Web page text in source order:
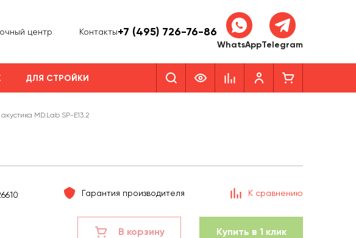
центр Контакты+7 (495) 726-76-86
WhatsAppTelegram
ДЛЯ СТРОЙКИ
MD.Lab SP-E13.2
Гарантия производителя К сравнению
В корзину Купить в 1 клик